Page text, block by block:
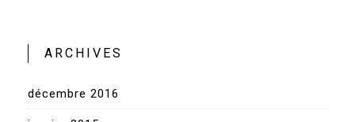
ARCHIVES
décembre 2016